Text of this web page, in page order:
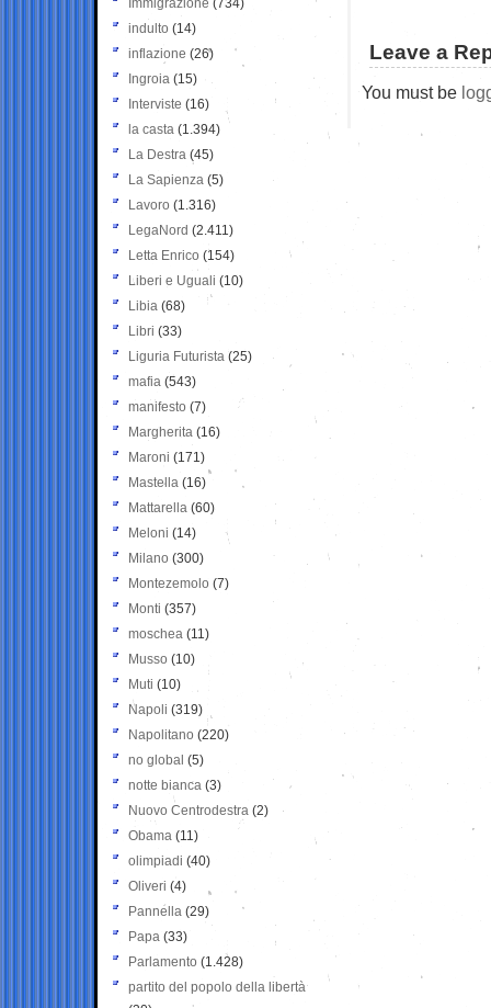
Leave a
You must be
Immigrazione (734)
indulto (14)
inflazione (26)
Ingroia (15)
Interviste (16)
la casta (1.394)
La Destra (45)
La Sapienza (5)
Lavoro (1.316)
LegaNord (2.411)
Letta Enrico (154)
Liberi e Uguali (10)
Libia (68)
Libri (33)
Liguria Futurista (25)
mafia (543)
manifesto (7)
Margherita (16)
Maroni (171)
Mastella (16)
Mattarella (60)
Meloni (14)
Milano (300)
Montezemolo (7)
Monti (357)
moschea (11)
Musso (10)
Muti (10)
Napoli (319)
Napolitano (220)
no global (5)
notte bianca (3)
Nuovo Centrodestra (2)
Obama (11)
olimpiadi (40)
Oliveri (4)
Pannella (29)
Papa (33)
Parlamento (1.428)
partito del popolo della libertà